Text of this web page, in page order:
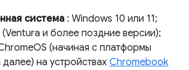
система : Windows 10 или 11;
(Ventura и более поздние версии);
(начиная с платформы
далее) на устройствах Chromebook